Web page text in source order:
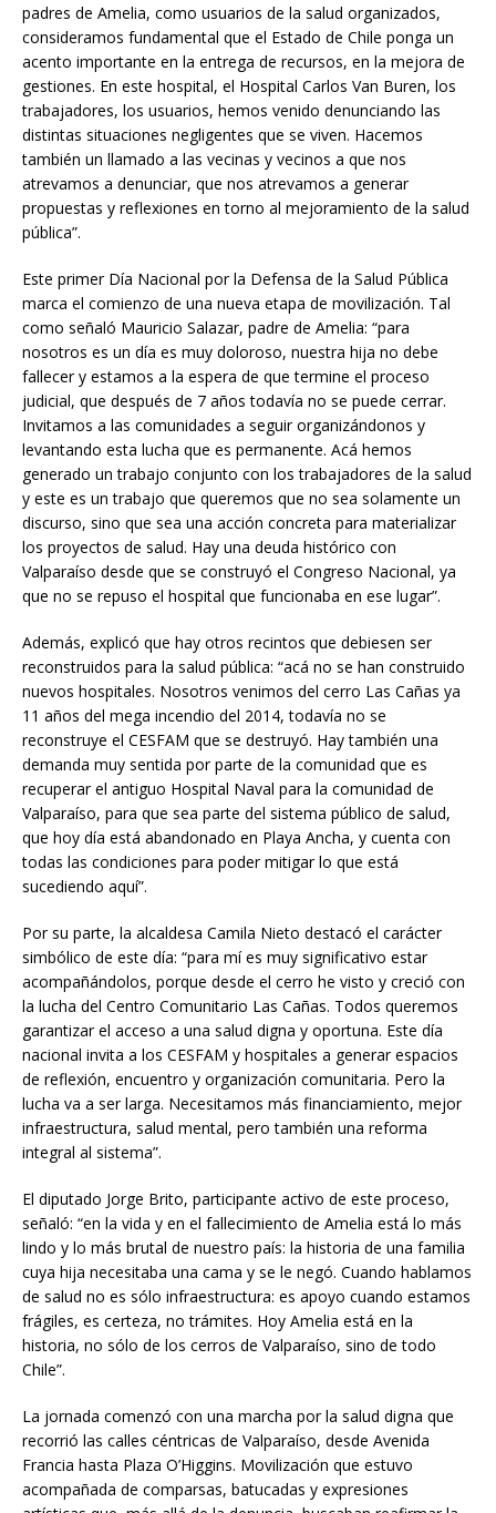
padres de Amelia, como usuarios de la salud organizados,
consideramos fundamental que el Estado de Chile ponga un
acento importante en la entrega de recursos, en la mejora de
gestiones. En este hospital, el Hospital Carlos Van Buren, los
trabajadores, los usuarios, hemos venido denunciando las
distintas situaciones negligentes que se viven. Hacemos
también un llamado a las vecinas y vecinos a que nos
atrevamos a denunciar, que nos atrevamos a generar
propuestas y reflexiones en torno al mejoramiento de la salud
pública”.
Este primer Día Nacional por la Defensa de la Salud Pública
marca el comienzo de una nueva etapa de movilización. Tal
como señaló Mauricio Salazar, padre de Amelia: “para
nosotros es un día es muy doloroso, nuestra hija no debe
fallecer y estamos a la espera de que termine el proceso
judicial, que después de 7 años todavía no se puede cerrar.
Invitamos a las comunidades a seguir organizándonos y
levantando esta lucha que es permanente. Acá hemos
generado un trabajo conjunto con los trabajadores de la salud
y este es un trabajo que queremos que no sea solamente un
discurso, sino que sea una acción concreta para materializar
los proyectos de salud. Hay una deuda histórico con
Valparaíso desde que se construyó el Congreso Nacional, ya
que no se repuso el hospital que funcionaba en ese lugar”.
Además, explicó que hay otros recintos que debiesen ser
reconstruidos para la salud pública: “acá no se han construido
nuevos hospitales. Nosotros venimos del cerro Las Cañas ya
11 años del mega incendio del 2014, todavía no se
reconstruye el CESFAM que se destruyó. Hay también una
demanda muy sentida por parte de la comunidad que es
recuperar el antiguo Hospital Naval para la comunidad de
Valparaíso, para que sea parte del sistema público de salud,
que hoy día está abandonado en Playa Ancha, y cuenta con
todas las condiciones para poder mitigar lo que está
sucediendo aquí”.
Por su parte, la alcaldesa Camila Nieto destacó el carácter
simbólico de este día: “para mí es muy significativo estar
acompañándolos, porque desde el cerro he visto y creció con
la lucha del Centro Comunitario Las Cañas. Todos queremos
garantizar el acceso a una salud digna y oportuna. Este día
nacional invita a los CESFAM y hospitales a generar espacios
de reflexión, encuentro y organización comunitaria. Pero la
lucha va a ser larga. Necesitamos más financiamiento, mejor
infraestructura, salud mental, pero también una reforma
integral al sistema”.
El diputado Jorge Brito, participante activo de este proceso,
señaló: “en la vida y en el fallecimiento de Amelia está lo más
lindo y lo más brutal de nuestro país: la historia de una familia
cuya hija necesitaba una cama y se le negó. Cuando hablamos
de salud no es sólo infraestructura: es apoyo cuando estamos
frágiles, es certeza, no trámites. Hoy Amelia está en la
historia, no sólo de los cerros de Valparaíso, sino de todo
Chile”.
La jornada comenzó con una marcha por la salud digna que
recorrió las calles céntricas de Valparaíso, desde Avenida
Francia hasta Plaza O’Higgins. Movilización que estuvo
acompañada de comparsas, batucadas y expresiones